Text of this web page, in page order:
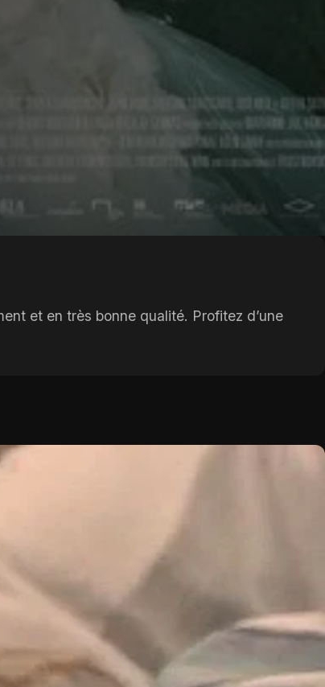
et en très bonne qualité. Profitez d’une